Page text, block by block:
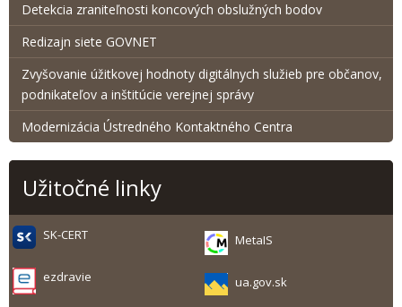
Detekcia zraniteľnosti koncových obslužných bodov
Redizajn siete GOVNET
Zvyšovanie úžitkovej hodnoty digitálnych služieb pre občanov,
podnikateľov a inštitúcie verejnej správy
Modernizácia Ústredného Kontaktného Centra
Užitočné linky
SK-CERT MetaIS
ezdravie ua.gov.sk